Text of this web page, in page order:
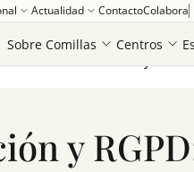
Actualidad ContactoColabora
Sobre Comillas Centros
y